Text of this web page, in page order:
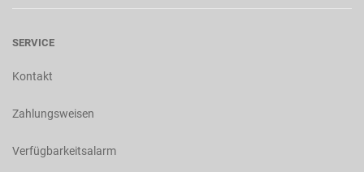
SERVICE
Kontakt
Zahlungsweisen
Verfügbarkeitsalarm